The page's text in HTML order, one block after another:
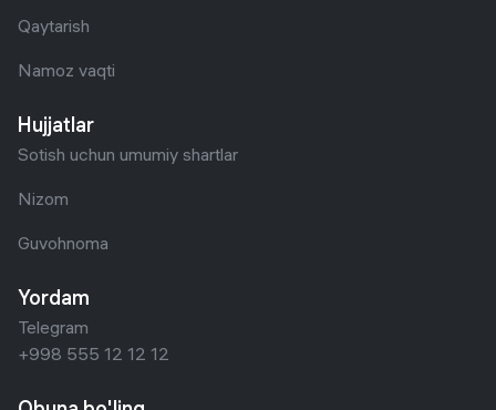
ВИДЕО-ПАНОРАМА 360°ЗАПЕЧАТЛЕЕТ ВСЕХ
нажатием, чтобы не упустить ни один важный момент.
Qaytarish
Namoz vaqti
Hujjatlar
Sotish uchun umumiy shartlar
Nizom
Guvohnoma
Yordam
Telegram
+998 555 12 12 12